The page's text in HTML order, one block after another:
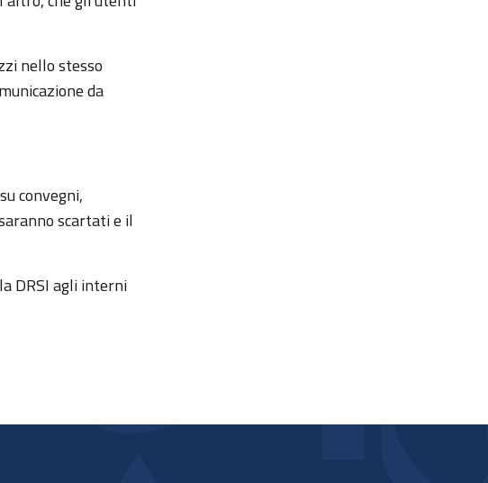
nello stesso
da
convegni,
scartati e il
DRSI agli interni